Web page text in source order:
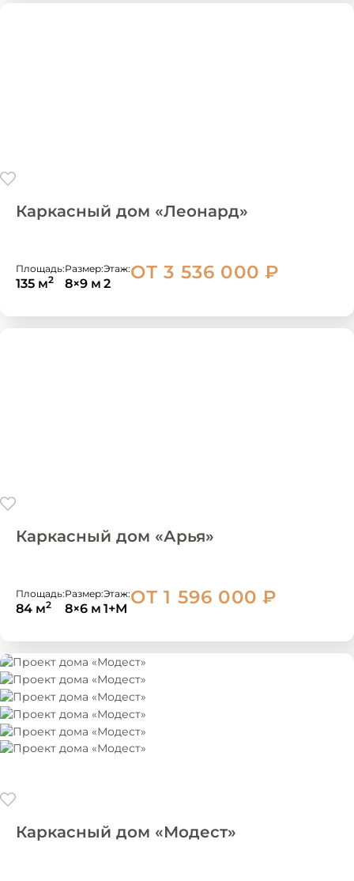
Каркасный дом «Леонард»
Площадь:
135 м2
Размер:
8×9 м
Этаж:
2
ОТ 3 536 000 ₽
Каркасный дом «Арья»
Площадь:
84 м2
Размер:
8×6 м
Этаж:
1+М
ОТ 1 596 000 ₽
Каркасный дом «Модест»